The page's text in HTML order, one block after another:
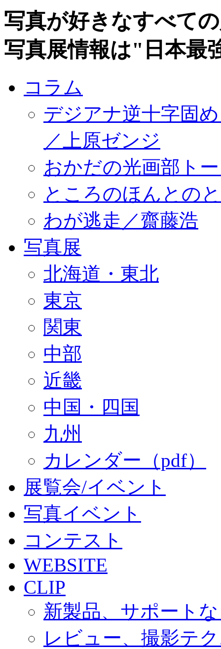
写真が好きなすべて
写真展情報は"日本最
コラム
デジアナ逆十字固
／上原ゼンジ
おかだの光画部ト
ところのほんとの
わが逃走／齋藤浩
写真展
北海道・東北
東京
関東
中部
近畿
中国・四国
九州
カレンダー（pdf）
展覧会/イベント
写真イベント
コンテスト
WEBSITE
CLIP
新製品、サポート
レビュー、撮影テ